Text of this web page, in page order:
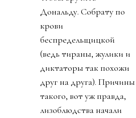
Дональду. Собрату по
крови
беспредельщицкой
(ведь тираны, жулики и
диктаторы так похожи
друг на друга). Причины
такого, вот уж правда,
лизоблюдства начали